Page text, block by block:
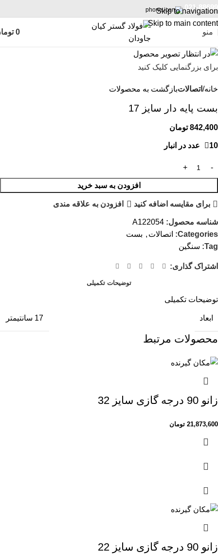
Skip to navigation
Skip to main content
021-88699
منو 0
برای بزرگنمایی کلیک کنید
خانه اتصالاتبازگشت به محصولات
بست پایه دار سایز 17
842,400 تومان
10 عدد در انبار
افزودن به سبد خرید
برای مقایسه اضافه کنید افزودن به علاقه مندی
شناسه محصول: A122054
Categories:
اتصالات , بست
Tag: سنگین
اشتراک گذاری:
توضیحات تکمیلی
توضیحات تکمیلی
ابعاد 17 سانتیمتر
محصولات مرتبط
زانو 90 درجه گازی سایز 32
21,873,600 تومان
زانو 90 درجه گازی سایز 22